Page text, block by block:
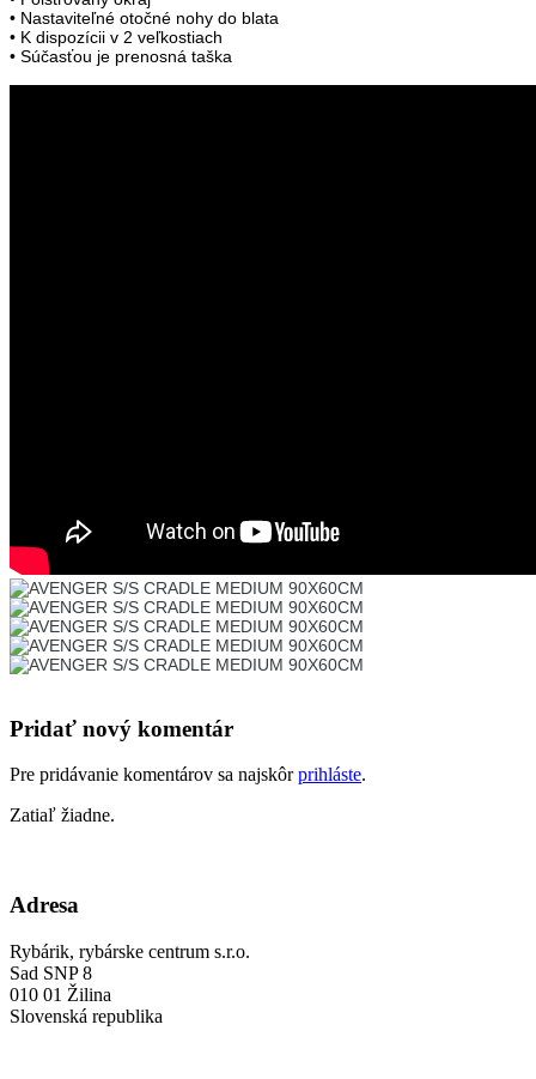
• Nastaviteľné otočné nohy do blata
• K dispozícii v 2 veľkostiach
• Súčasťou je prenosná taška
Pridať nový komentár
Pre pridávanie komentárov sa najskôrprihláste.
Zatiaľ žiadne.
Adresa
Rybárik, rybárske centrum s.r.o.
Sad SNP 8
010 01 Žilina
Slovenská republika